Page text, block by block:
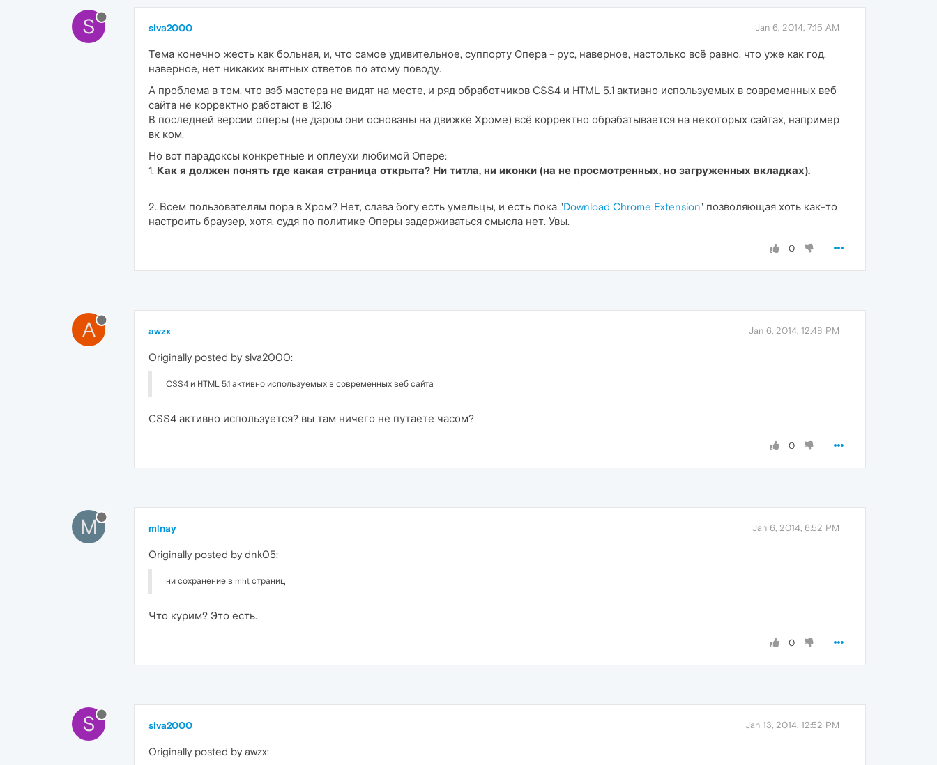
S slva2000 Jan 6, 2014, 7:15 AM
Тема конечно жесть как больная, и, что самое удивительное, суппорту Опера - рус, наверное, настолько всё равно, что уже как год,
наверное, нет никаких внятных ответов по этому поводу.
А проблема в том, что вэб мастера не видят на месте, и ряд обработчиков CSS4 и HTML 5.1 активно используемых в современных веб
сайта не корректно работают в 12.16
В последней версии оперы (не даром они основаны на движке Хроме) всё корректно обрабатывается на некоторых сайтах, например
вк ком.
Но вот парадоксы конкретные и оплеухи любимой Опере:
1. Как я должен понять где какая страница открыта? Ни титла, ни иконки (на не просмотренных, но загруженных вкладках).
2. Всем пользователям пора в Хром? Нет, слава богу есть умельцы, и есть пока "Download Chrome Extension" позволяющая хоть как-то
настроить браузер, хотя, судя по политике Оперы задерживаться смысла нет. Увы.
0
A awzx Jan 6, 2014, 12:48 PM
Originally posted by slva2000:
CSS4 и HTML 5.1 активно используемых в современных веб сайта
CSS4 активно используется? вы там ничего не путаете часом?
0
M mlnay Jan 6, 2014, 6:52 PM
Originally posted by dnk05:
ни сохранение в mht страниц
Что курим? Это есть.
0
S slva2000 Jan 13, 2014, 12:52 PM
Originally posted by awzx: